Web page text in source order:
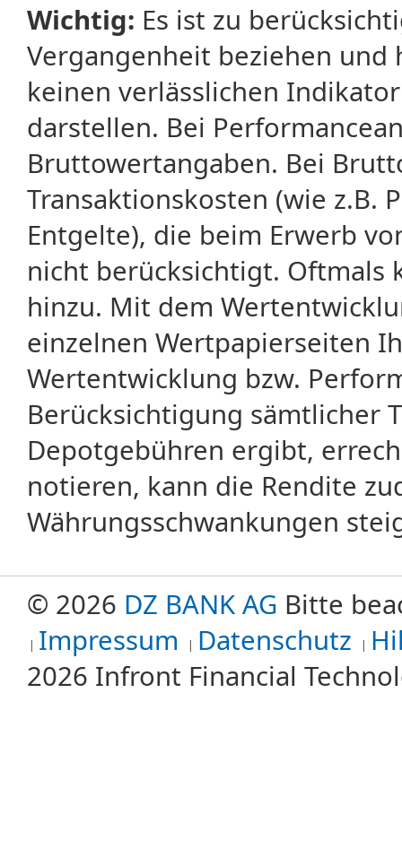
Wichtig: Es ist zu
Vergangenheit beziehen
keinen verlässlichen
darstellen. Bei
Bruttowertangaben. Bei
Transaktionskosten (wie z.B.
Entgelte), die beim Erwerb
nicht berücksichtigt. Oftmals
hinzu. Mit dem
einzelnen Wertpapierseiten
Wertentwicklung bzw.
Berücksichtigung sämtlicher
Depotgebühren ergibt,
notieren, kann die Rendite
Währungsschwankungen
© 2026 DZ BANK AG Bitte
Impressum
Datenschutz
2026 Infront Financial